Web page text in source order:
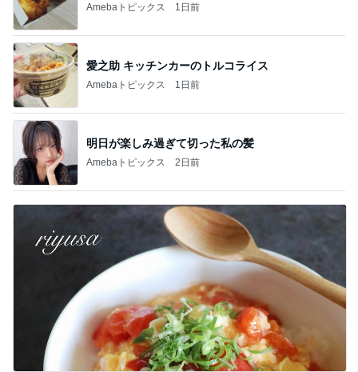
Amebaトピックス 1日前
愛之助 キッチンカーのトルコライス
Amebaトピックス 1日前
明日が楽しみ過ぎて切った私の髪
Amebaトピックス 2日前